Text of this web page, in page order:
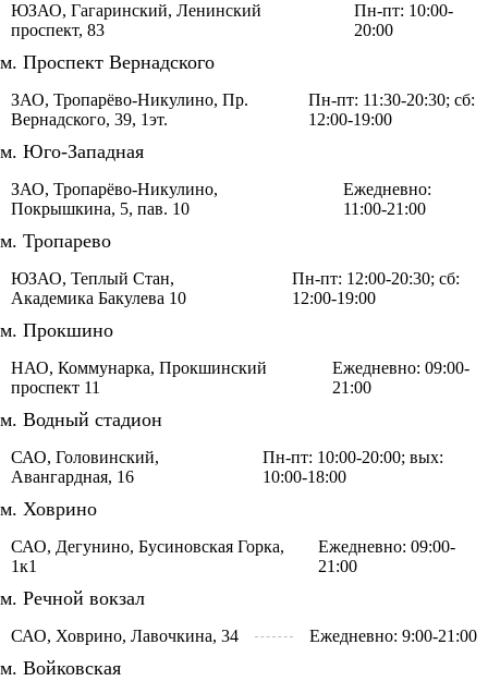
ЮЗАО, Гагаринский, Ленинский
проспект, 83
Пн-пт: 10:00-
20:00
м. Проспект Вернадского
ЗАО, Тропарёво-Никулино, Пр.
Вернадского, 39, 1эт.
Пн-пт: 11:30-20:30; сб:
12:00-19:00
м. Юго-Западная
ЗАО, Тропарёво-Никулино,
Покрышкина, 5, пав. 10
Ежедневно:
11:00-21:00
м. Тропарево
ЮЗАО, Теплый Стан,
Академика Бакулева 10
Пн-пт: 12:00-20:30; сб:
12:00-19:00
м. Прокшино
НАО, Коммунарка, Прокшинский
проспект 11
Ежедневно: 09:00-
21:00
м. Водный стадион
САО, Головинский,
Авангардная, 16
Пн-пт: 10:00-20:00; вых:
10:00-18:00
м. Ховрино
САО, Дегунино, Бусиновская Горка,
1к1
Ежедневно: 09:00-
21:00
м. Речной вокзал
САО, Ховрино, Лавочкина, 34 Ежедневно: 9:00-21:00
м. Войковская